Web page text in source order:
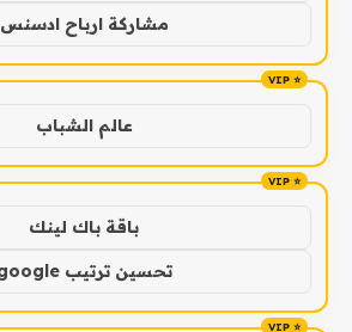
مشاركة ارباح ادسنس
عالم الشباب
باقة باك لينك
تحسين ترتيب google